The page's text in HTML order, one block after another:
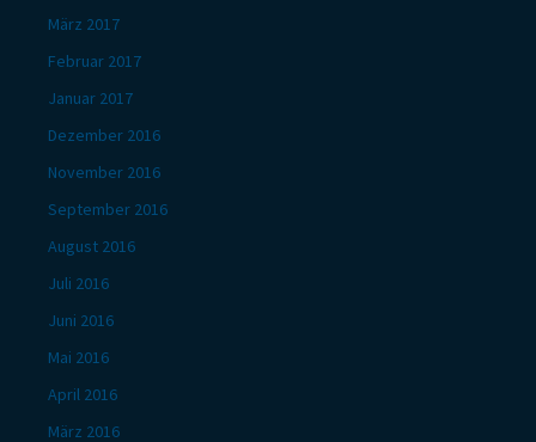
März 2017
Februar 2017
Januar 2017
Dezember 2016
November 2016
September 2016
August 2016
Juli 2016
Juni 2016
Mai 2016
April 2016
März 2016